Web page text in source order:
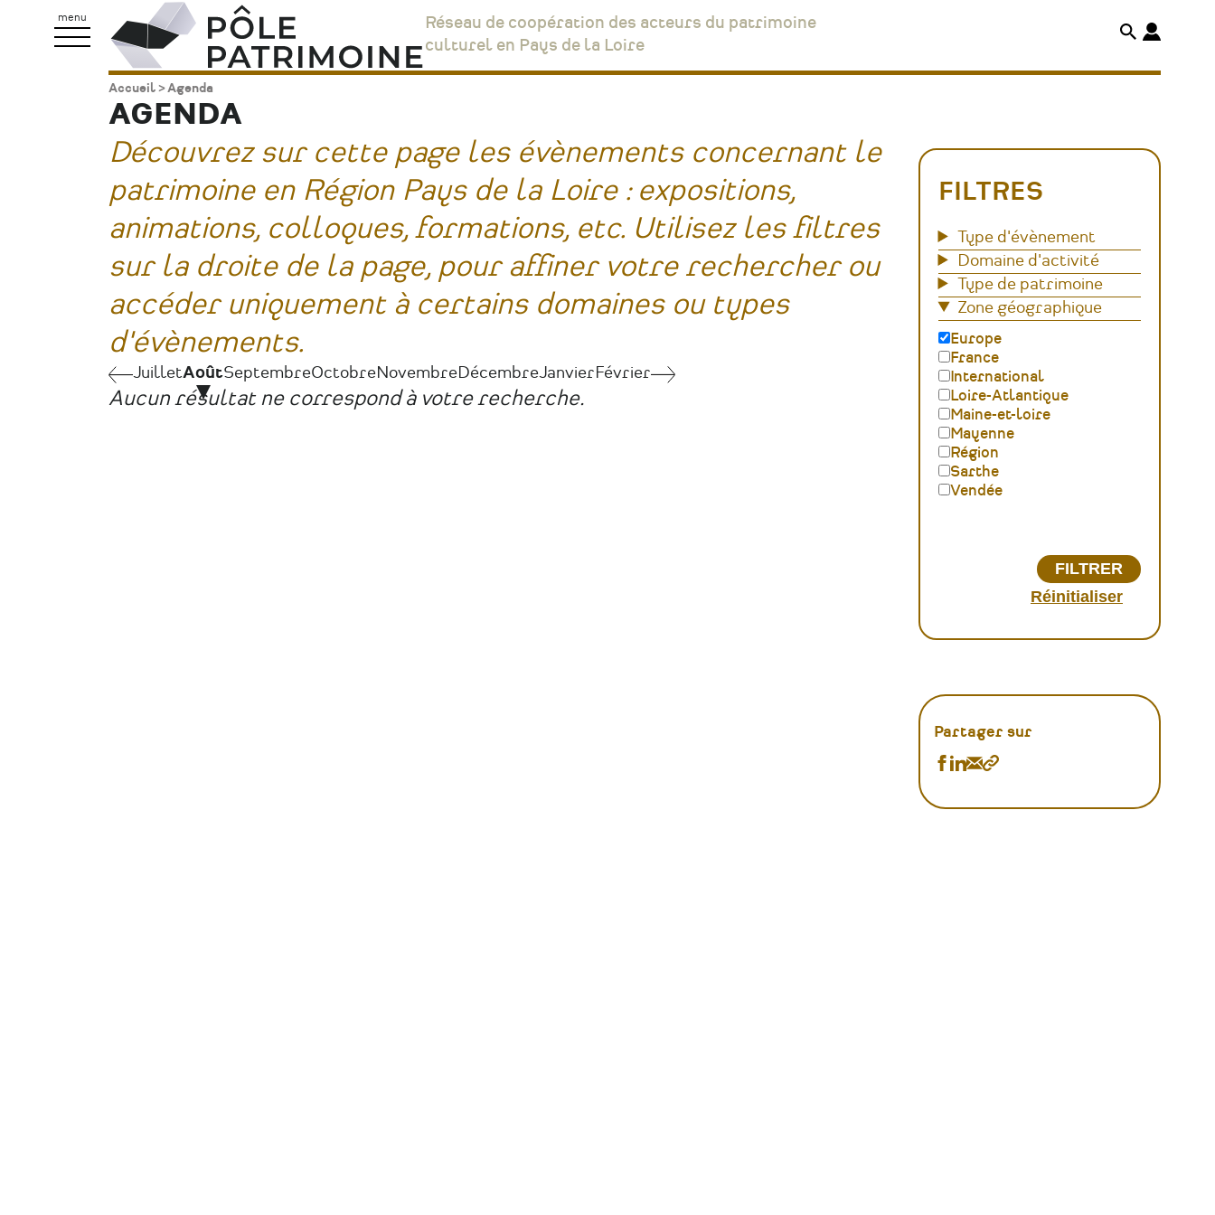
menu
Pôle
Patrimoine
Réseau de coopération des acteurs du patrimoine
culturel en Pays de la Loire
Fil
d'Ariane
Accueil Agenda
AGENDA
Découvrez sur cette page les évènements concernant le
patrimoine en Région Pays de la Loire : expositions,
animations, colloques, formations, etc. Utilisez les filtres
sur la droite de la page, pour affiner votre rechercher ou
accéder uniquement à certains domaines ou types
d'évènements.
Pagination
JuilletJuilletAoûtSeptembreOctobreNovembreDécembreJanvierFévrierSeptembre
Aucun résultat ne correspond à votre recherche.
FILTRES
Type d'évènement
Domaine d'activité
Type de patrimoine
Zone géographique
Europe
France
International
Loire-Atlantique
Maine-et-loire
Mayenne
Région
Sarthe
Vendée
Partager sur
Partager
Partager
Partager
Copier